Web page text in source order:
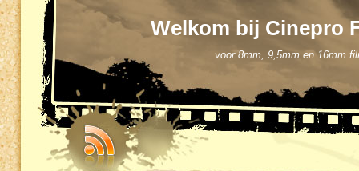
Welkom bij Cinepro
voor 8mm, 9,5mm en 16mm